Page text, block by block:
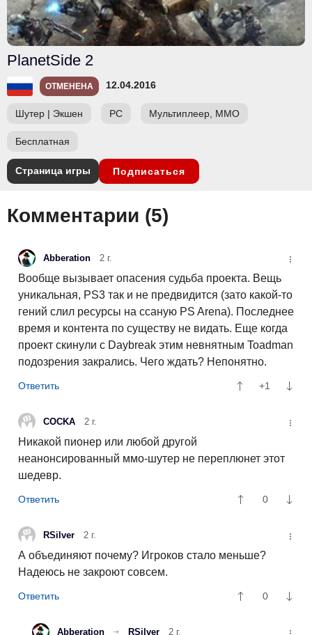
PlanetSide 2
ОТМЕНЕНА 12.04.2016
Шутер | Экшен PC Мультиплеер, ММО
Бесплатная
Страница игры Подписаться
Комментарии (5)
Abberation 2 г.
Вообще вызывает опасения судьба проекта. Вещь
уникальная, PS3 так и не предвидится (зато какой-то
гений слил ресурсы на ссаную PS Arena). Последнее
время и контента по существу не видать. Еще когда
проект скинули с Daybreak этим невнятным Toadman
подозрения закрались. Чего ждать? Непонятно.
+1
COCKA 2 г.
Никакой пионер или любой другой
неанонсированный ммо-шутер не переплюнет этот
шедевр.
0
RSilver 2 г.
А объединяют почему? Игроков стало меньше?
Надеюсь не закроют совсем.
0
Abberation RSilver 2 г.